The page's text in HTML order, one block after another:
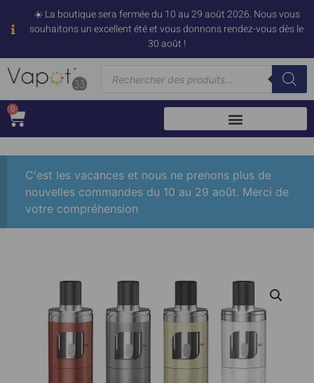
☀️ La boutique sera fermée du 10 au 29 août 2026. Nous vous
souhaitons un excellent été et vous donnons rendez-vous dès le
30 août !
0
C'est les vacances et nous ne prenons plus de
nouvelles commandes du 10 au 29 août. Merci de
votre compréhension